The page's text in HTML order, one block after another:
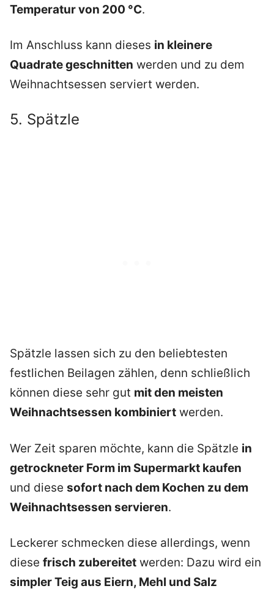
Temperatur von 200 °C.
Im Anschluss kann dieses in kleinere
Quadrate geschnitten werden und zu dem
Weihnachtsessen serviert werden.
5. Spätzle
Spätzle lassen sich zu den beliebtesten
festlichen Beilagen zählen, denn schließlich
können diese sehr gut mit den meisten
Weihnachtsessen kombiniert werden.
Wer Zeit sparen möchte, kann die Spätzle in
getrockneter Form im Supermarkt kaufen
und diese sofort nach dem Kochen zu dem
Weihnachtsessen servieren.
Leckerer schmecken diese allerdings, wenn
diese frisch zubereitet werden: Dazu wird ein
simpler Teig aus Eiern, Mehl und Salz